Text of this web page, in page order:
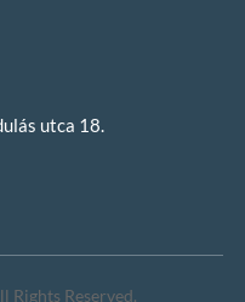
utca 18.
Reserved.